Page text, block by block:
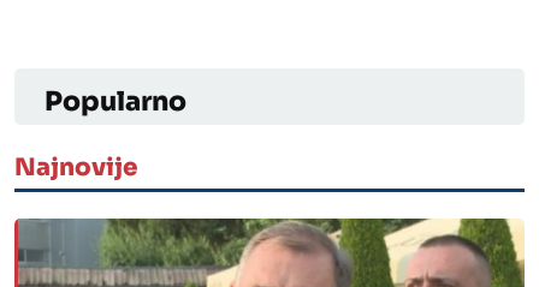
Popularno
Najnovije